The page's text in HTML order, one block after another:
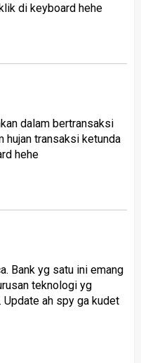
di keyboard hehe
dalam bertransaksi
hujan transaksi ketunda
hehe
Bank yg satu ini emang
teknologi yg
Update ah spy ga kudet